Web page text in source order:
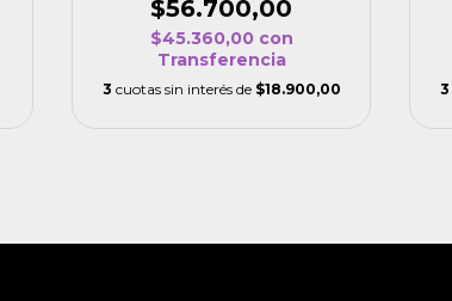
$56.700,00
$45.360,00 con
Transferencia
3 cuotas sin interés de $18.900,00 3